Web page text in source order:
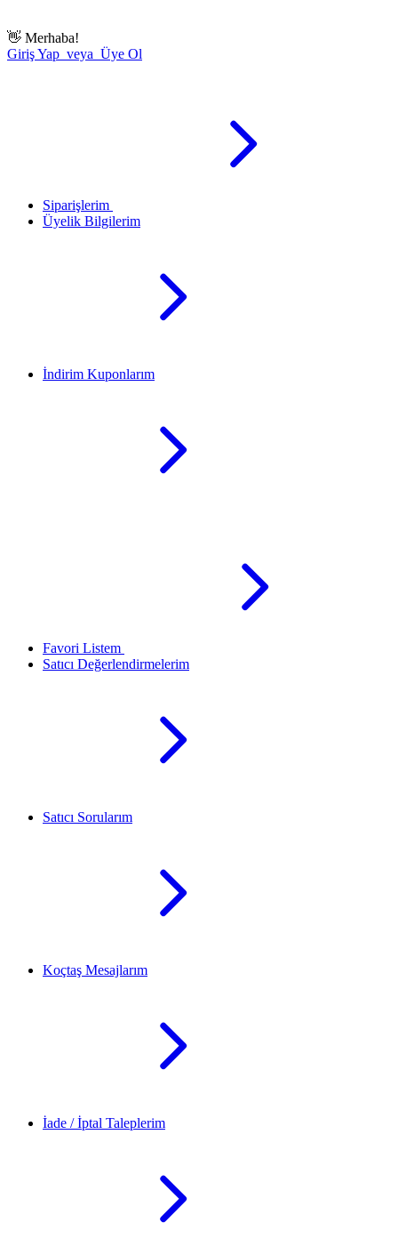
👋 Merhaba!
Giriş Yap veya Üye Ol
Siparişlerim
Üyelik Bilgilerim
İndirim Kuponlarım
Favori Listem
Satıcı Değerlendirmelerim
Satıcı Sorularım
Koçtaş Mesajlarım
İade / İptal Taleplerim